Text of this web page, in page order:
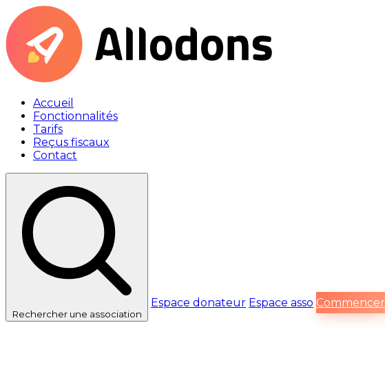
Accueil
Fonctionnalités
Tarifs
Reçus fiscaux
Contact
Rechercherune association
Espace donateur Espace asso Commencer